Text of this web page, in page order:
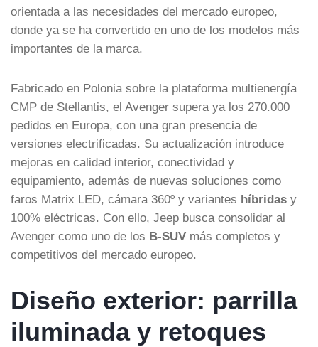
orientada a las necesidades del mercado europeo,
donde ya se ha convertido en uno de los modelos más
importantes de la marca.
Fabricado en Polonia sobre la plataforma multienergía
CMP de Stellantis, el Avenger supera ya los 270.000
pedidos en Europa, con una gran presencia de
versiones electrificadas. Su actualización introduce
mejoras en calidad interior, conectividad y
equipamiento, además de nuevas soluciones como
faros Matrix LED, cámara 360º y variantes híbridas y
100% eléctricas. Con ello, Jeep busca consolidar al
Avenger como uno de los B-SUV más completos y
competitivos del mercado europeo.
Diseño exterior: parrilla
iluminada y retoques